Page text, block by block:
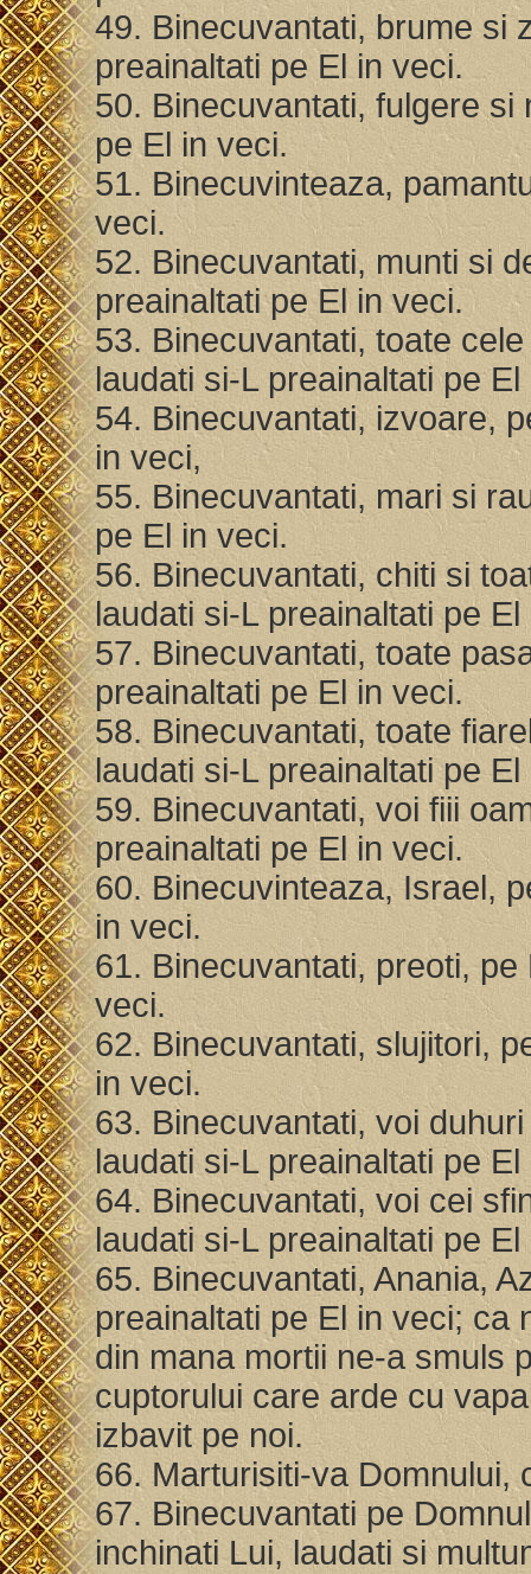
49. Binecuvantati, brume si
preainaltati pe El in veci.
50. Binecuvantati, fulgere si
pe El in veci.
51. Binecuvinteaza,
veci.
52. Binecuvantati, munti si
preainaltati pe El in veci.
53. Binecuvantati, toate
laudati si-L preainaltati pe
54. Binecuvantati, izvoare,
in veci,
55. Binecuvantati, mari si
pe El in veci.
56. Binecuvantati, chiti si
laudati si-L preainaltati pe
57. Binecuvantati, toate
preainaltati pe El in veci.
58. Binecuvantati, toate
laudati si-L preainaltati pe
59. Binecuvantati, voi fiii
preainaltati pe El in veci.
60. Binecuvinteaza, Israel,
in veci.
61. Binecuvantati, preoti,
veci.
62. Binecuvantati, slujitori,
in veci.
63. Binecuvantati, voi
laudati si-L preainaltati pe
64. Binecuvantati, voi cei
laudati si-L preainaltati pe
65. Binecuvantati, Anania,
preainaltati pe El in veci; ca
din mana mortii ne-a smuls
cuptorului care arde cu
izbavit pe noi.
66. Marturisiti-va
67. Binecuvantati pe
inchinati Lui, laudati si